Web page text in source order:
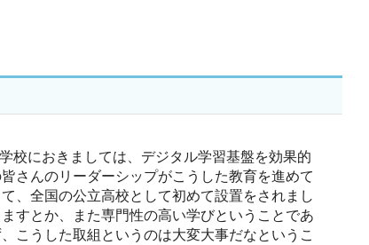
校におきましては、デジタル学習基盤を効果的
さんのリーダーシップがこうした教育を進めて
、全国の公立高校として初めて設置をされまし
すとか、また専門性の高い学びということであ
こうした取組というのは大変大事だなというこ